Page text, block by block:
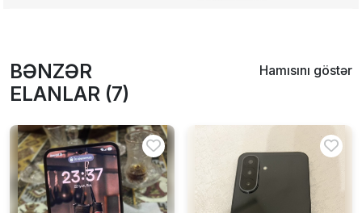
BƏNZƏR
ELANLAR (7)
Hamısını göstər